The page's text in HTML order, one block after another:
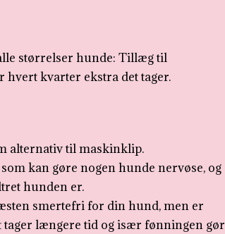
størrelser hunde: Tillæg til
hvert kvarter ekstra det tager.
alternativ til maskinklip.
kan gøre nogen hunde nervøse, og
hunden er.
smertefri for din hund, men er
tager længere tid og især fønningen gør